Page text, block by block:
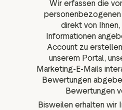
Wir erfassen die
direkt von
Informationen
Account zu
unserem Portal,
Marketing-E-Mails
Bewertungen
Bewertungen
Bisweilen erhalten wir